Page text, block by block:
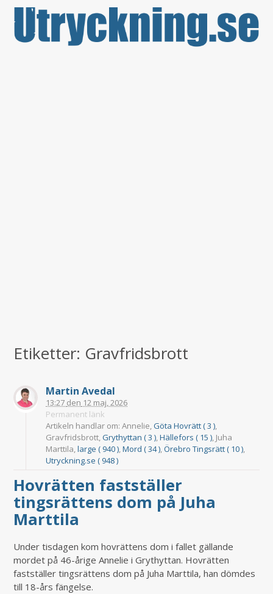
Etiketter: Gravfridsbrott
Martin Avedal
13:27 den 12 maj, 2026
Permanent länk
Artikeln handlar om: Annelie,Göta Hovrätt ( 3 ),
Gravfridsbrott,Grythyttan ( 3 ),Hällefors ( 15 ), Juha
Marttila,large ( 940 ),Mord ( 34 ),Örebro Tingsrätt ( 10 ),
Utryckning.se ( 948 )
Hovrätten fastställer
tingsrättens dom på Juha
Marttila
Under tisdagen kom hovrättens dom i fallet gällande
mordet på 46-årige Annelie i Grythyttan. Hovrätten
fastställer tingsrättens dom på Juha Marttila, han dömdes
till 18-års fängelse.